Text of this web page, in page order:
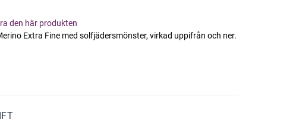
den här produkten
Extra Fine med solfjädersmönster, virkad uppifrån och ner.